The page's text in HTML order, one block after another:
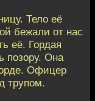
Тело её
бежали от нас
её. Гордая
позору. Она
Офицер
трупом.